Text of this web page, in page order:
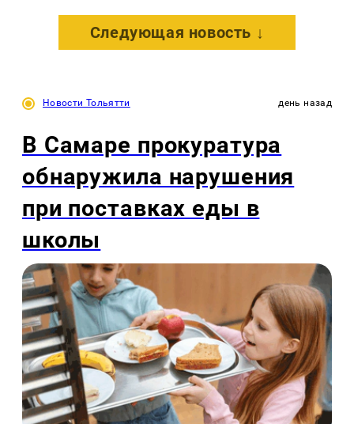
Следующая новость ↓
Новости Тольятти день назад
В Самаре прокуратура
обнаружила нарушения
при поставках еды в
школы